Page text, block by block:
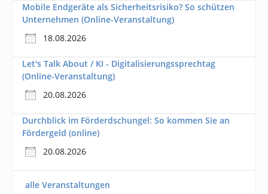
Mobile Endgeräte als Sicherheitsrisiko? So schützen
Unternehmen (Online-Veranstaltung)
18.08.2026
Let's Talk About / KI - Digitalisierungssprechtag
(Online-Veranstaltung)
20.08.2026
Durchblick im Förderdschungel: So kommen Sie an
Fördergeld (online)
20.08.2026
alle Veranstaltungen